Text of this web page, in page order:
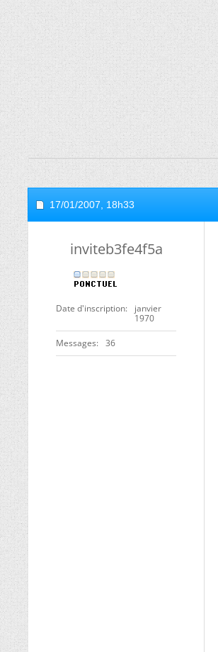
17/01/2007, 18h33
inviteb3fe4f5a
Date d'inscription
janvier
1970
Messages 36